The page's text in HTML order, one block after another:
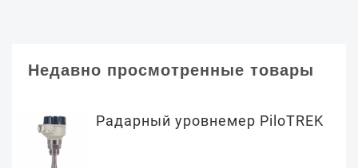
Недавно просмотренные товары
Радарный уровнемер PiloTREK